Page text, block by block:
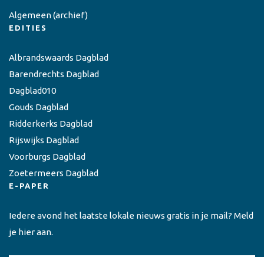
Algemeen(archief)
EDITIES
Albrandswaards Dagblad
Barendrechts Dagblad
Dagblad010
Gouds Dagblad
Ridderkerks Dagblad
Rijswijks Dagblad
Voorburgs Dagblad
Zoetermeers Dagblad
E-PAPER
Iedere avond het laatste lokale nieuws gratis in je mail? Meld
je hier aan.